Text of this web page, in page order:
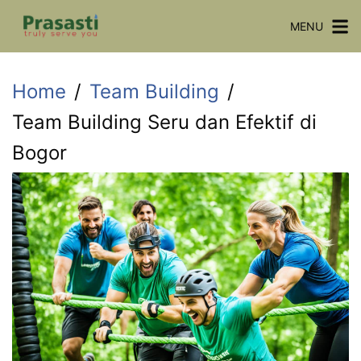
Skip
MENU
Home
Team Building
Team Building Seru dan Efektif di
Bogor